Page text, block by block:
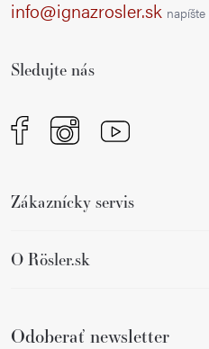
info@ignazrosler.sk
Sledujte nás
Zákaznícky servis
O Rösler.sk
Odoberať newsletter